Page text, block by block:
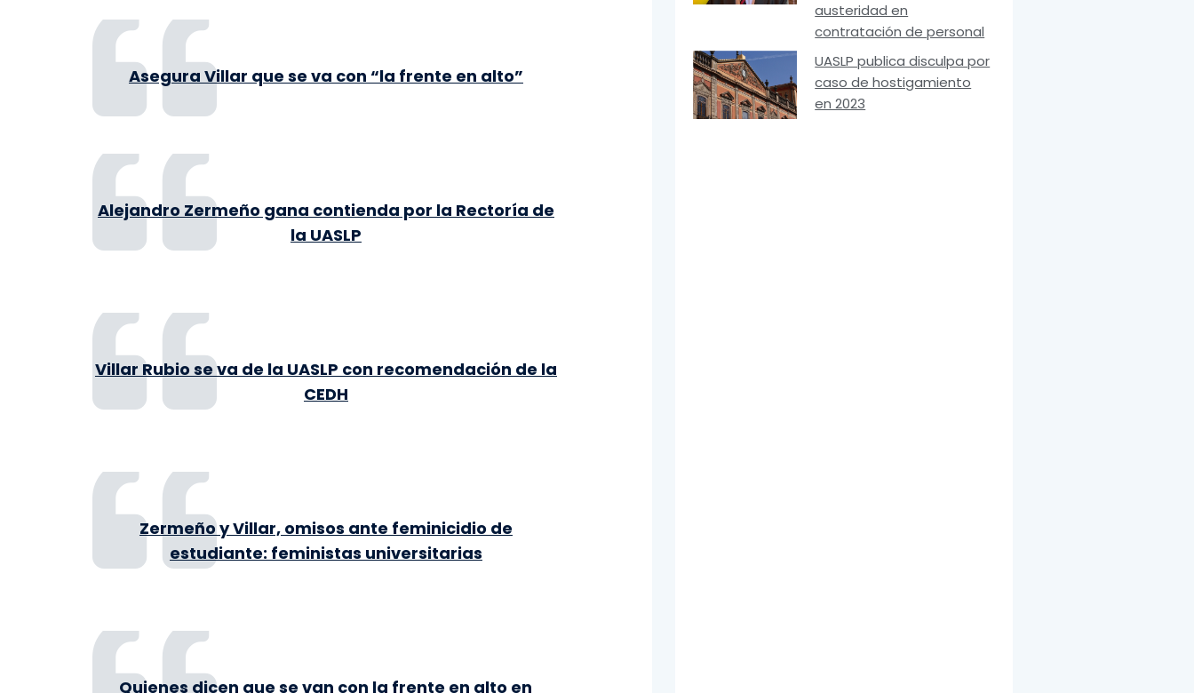
Asegura Villar que se va con “la frente en alto”
Alejandro Zermeño gana contienda por la Rectoría de
la UASLP
Villar Rubio se va de la UASLP con recomendación de la
CEDH
Zermeño y Villar, omisos ante feminicidio de
estudiante: feministas universitarias
Quienes dicen que se van con la frente en alto en
austeridad en
contratación de personal
UASLP publica disculpa por
caso de hostigamiento
en 2023